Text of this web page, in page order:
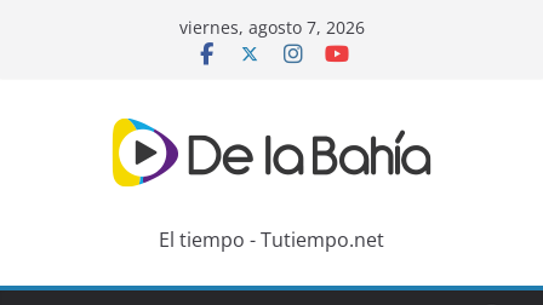
viernes, agosto 7, 2026
El tiempo - Tutiempo.net